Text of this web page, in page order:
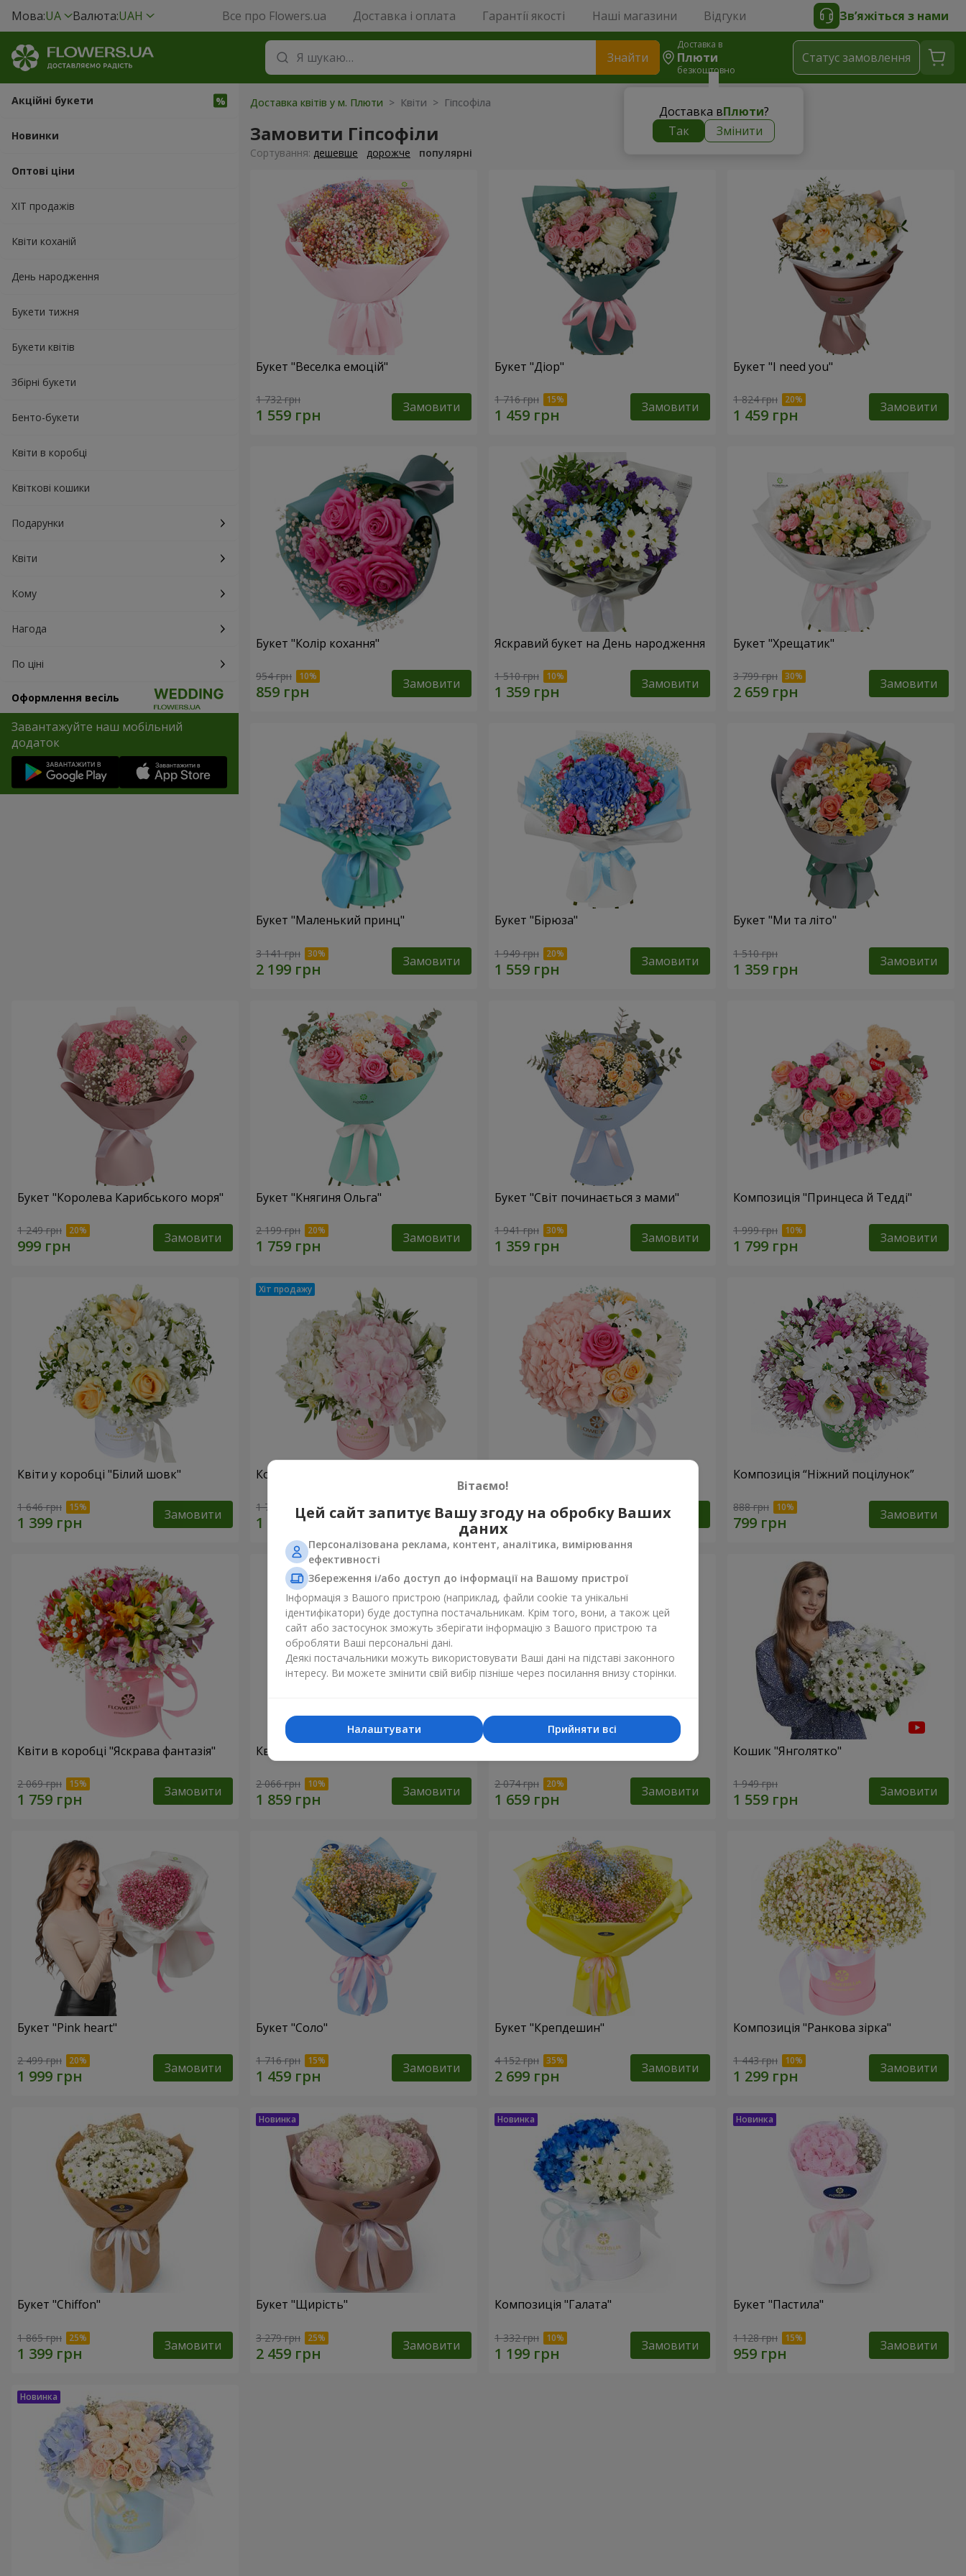
Мова:UA Валюта:UAH Все про Flowers.ua Доставка і оплата Гарантії якості Наші магазини Відгуки Зв’яжіться з нами
Знайти
Доставка в
Плюти
безкоштовно
Доставка вПлюти?
Так
Змінити
Статус замовлення
Акційні букети
Новинки
Оптові ціни
ХІТ продажів
Квіти коханій
День народження
Букети тижня
Букети квітів
Збірні букети
Бенто-букети
Квіти в коробці
Квіткові кошики
Подарунки
Квіти
Кому
Нагода
По ціні
Оформлення весіль
Завантажуйте наш мобільний
додаток
Доставка квітів у м. Плюти > Квіти > Гіпсофіла
Замовити Гіпсофіли
Сортування: дешевше дорожче популярні
Букет "Веселка емоцій"
1 732 грн Замовити
Букет "Діор"
1 716 грн Замовити
Букет "I need you"
1 824 грн Замовити
Букет "Колір кохання"
954 грн Замовити
Яскравий букет на День народження
1 510 грн Замовити
Букет "Хрещатик"
3 799 грн Замовити
Букет "Маленький принц"
3 141 грн Замовити
Букет "Бірюза"
1 949 грн Замовити
Букет "Ми та літо"
1 510 грн Замовити
Букет "Королева Карибського моря"
1 249 грн Замовити
Букет "Княгиня Ольга"
2 199 грн Замовити
Букет "Світ починається з мами"
1 941 грн Замовити
Композиція "Принцеса й Тедді"
1 999 грн Замовити
Квіти у коробці "Білий шовк"
1 646 грн Замовити
Композиція "Ніжний дотик"
1 777 грн Замовити 1 599 грн Замовити
Композиція “Ніжний поцілунок”
888 грн Замовити
Квіти в коробці "Яскрава фантазія"
2 069 грн Замовити
Квіти в коробці "Соломія"
2 066 грн Замовити 2 074 грн Замовити
Кошик "Янголятко"
1 949 грн Замовити
Букет "Pink heart"
2 499 грн Замовити
Букет "Соло"
1 716 грн Замовити
Букет "Крепдешин"
4 152 грн Замовити
Композиція "Ранкова зірка"
1 443 грн Замовити
Букет "Chiffon"
1 865 грн Замовити
Букет "Щирість"
3 279 грн Замовити
Композиція "Галата"
1 332 грн Замовити
Букет "Пастила"
1 128 грн Замовити
Вітаємо!
Цей сайт запитує Вашу згоду на обробку Ваших
даних
Персоналізована реклама, контент, аналітика, вимірювання
ефективності
Збереження і/або доступ до інформації на Вашому пристрої
Інформація з Вашого пристрою (наприклад, файли cookie та унікальні
ідентифікатори) буде доступна постачальникам. Крім того, вони, а також цей
сайт або застосунок зможуть зберігати інформацію з Вашого пристрою та
обробляти Ваші персональні дані.
Деякі постачальники можуть використовувати Ваші дані на підставі законного
інтересу. Ви можете змінити свій вибір пізніше через посилання внизу сторінки.
Прийняти всі
Налаштувати